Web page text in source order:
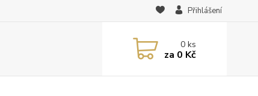
Přihlášení
0ks
za 0 Kč